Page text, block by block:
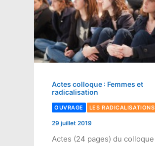
Actes colloque : Femmes et
radicalisation
OUVRAGE LES RADICALISATIONS
29 juillet 2019
Actes (24 pages) du colloque